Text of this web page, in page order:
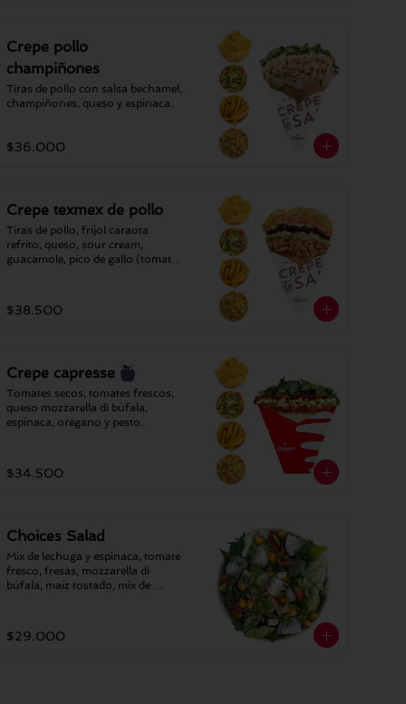
Crepe pollo
champiñones
Tiras de pollo con salsa bechamel,
champiñones, queso y espinaca.
$36.000
Crepe texmex de pollo
Tiras de pollo, fríjol caraota
refrito, queso, sour cream,
guacamole, pico de gallo (tomate-
$38.500
Crepe capresse
Tomates secos, tomates frescos,
queso mozzarella di búfala,
espinaca, orégano y pesto.
$34.500
Choices Salad
Mix de lechuga y espinaca, tomate
fresco, fresas, mozzarella di
búfala, maíz tostado, mix de
$29.000